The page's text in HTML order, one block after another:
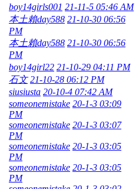
boy14girls001 21-11-5 05:46 AM
本土賴day588 21-10-30 06:56
PM
本土賴day588 21-10-30 06:56
PM
boy14girl22 21-10-29 04:11 PM
石文 21-10-28 06:12 PM
siusiusta 20-10-4 07:42 AM
someonemistake 20-1-3 03:09
PM
someonemistake 20-1-3 03:07
PM
someonemistake 20-1-3 03:05
PM
someonemistake 20-1-3 03:05
PM